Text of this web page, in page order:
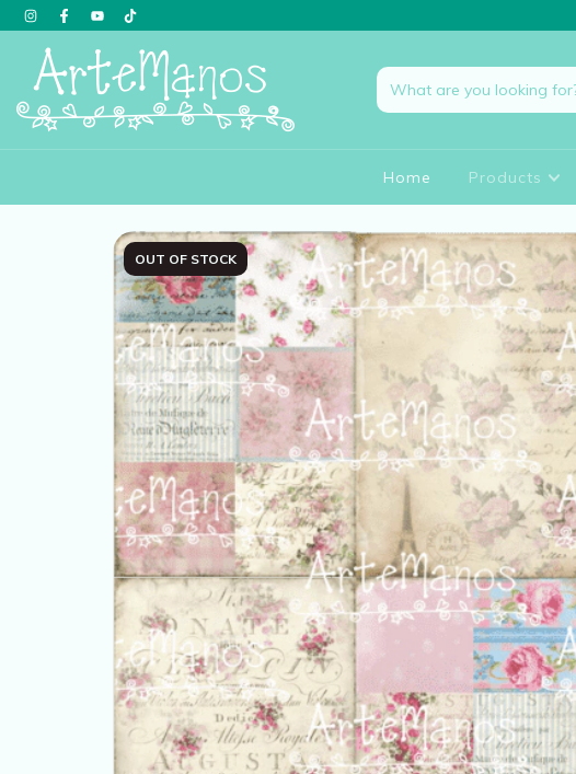
Home Products
OUT OF STOCK